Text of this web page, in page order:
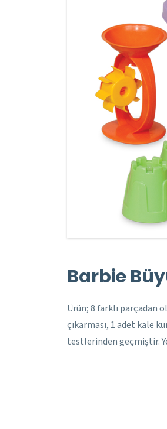
Barbie
Ürün; 8 farklı parçadan
çıkarması, 1 adet kale
testlerinden geçmiştir.